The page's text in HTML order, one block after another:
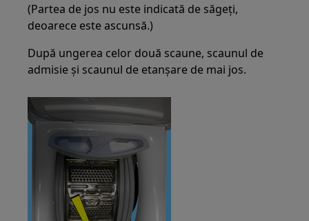
(Partea de jos nu este indicată de săgeți,
deoarece este ascunsă.)
După ungerea celor două scaune, scaunul de
admisie și scaunul de etanșare de mai jos.